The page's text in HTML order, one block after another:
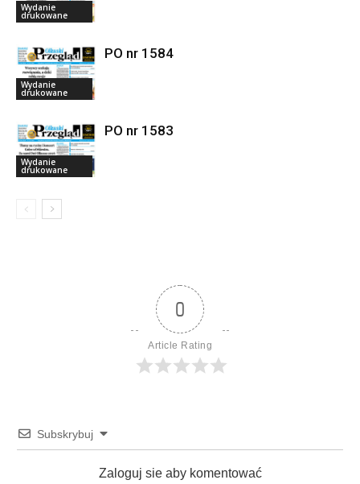
Wydanie
drukowane
Wydanie
drukowane
PO nr 1584
Wydanie
drukowane
PO nr 1583
0
Article Rating
Subskrybuj
Zaloguj sie aby komentować